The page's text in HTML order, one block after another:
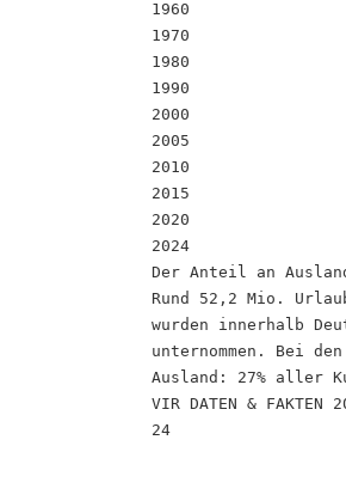
1960
1970
1980
1990
2000
2005
2010
2015
2020
2024
Der Anteil an
Rund 52,2 Mio.
wurden innerhalb
unternommen. Bei
Ausland: 27% aller
VIR DATEN & FAKTEN
24